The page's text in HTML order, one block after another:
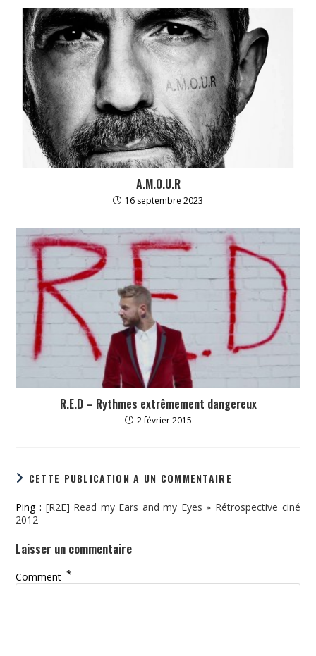
A.M.O.U.R
16 septembre 2023
R.E.D – Rythmes extrêmement dangereux
2 février 2015
CETTE PUBLICATION A UN COMMENTAIRE
Ping : [R2E] Read my Ears and my Eyes » Rétrospective ciné
2012
Laisser un commentaire
Comment *